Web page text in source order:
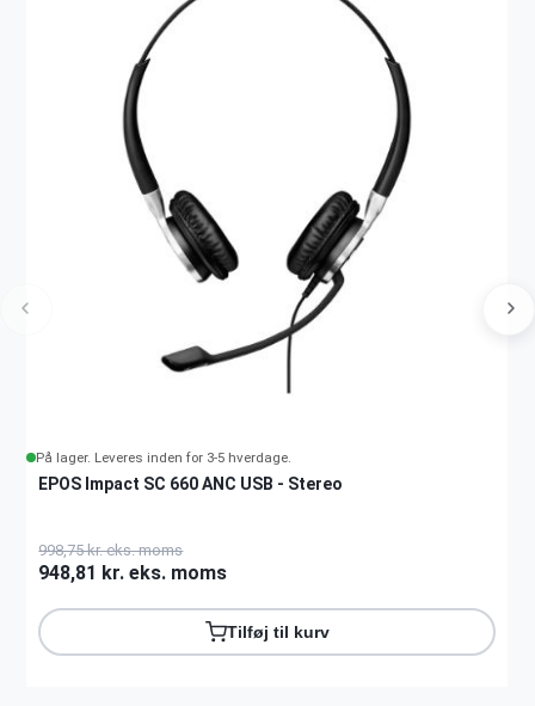
På lager. Leveres inden for 3-5 hverdage.
EPOS Impact SC 660 ANC USB - Stereo
998,75 kr. eks. moms
948,81 kr. eks. moms
Tilføj til kurv